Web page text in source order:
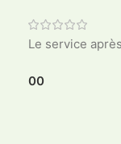
Le service
00